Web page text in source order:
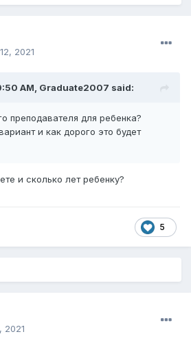
2021
AM, Graduate2007 said:
преподавателя для ребенка?
и как дорого это будет
и сколько лет ребенку?
5
2021